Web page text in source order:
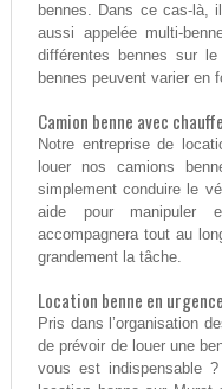
bennes. Dans ce cas-là,
aussi appelée multi-
différentes bennes sur
bennes peuvent varier en
Camion benne avec
Notre entreprise de
louer nos camions
simplement conduire le
aide pour manipuler
accompagnera tout au
grandement la tâche.
Location benne en urgence
Pris dans l’organisation
de prévoir de louer une
vous est indispensable